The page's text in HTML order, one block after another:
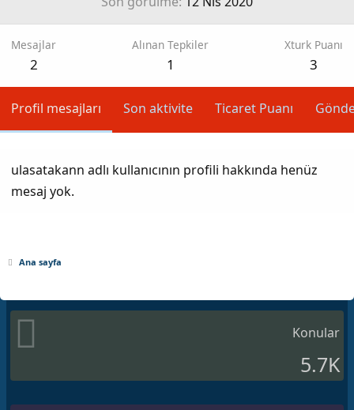
Mesajlar
2
Alınan Tepkiler
1
Xturk Puanı
3
Profil mesajları Son aktivite Ticaret Puanı
ulasatakann adlı kullanıcının profili hakkında henüz
mesaj yok.
Ana sayfa
Konular
5.7K